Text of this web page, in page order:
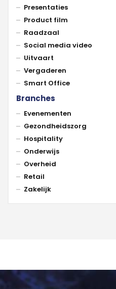
Presentaties
Product film
Raadzaal
Social media video
Uitvaart
Vergaderen
Smart Office
Branches
Evenementen
Gezondheidszorg
Hospitality
Onderwijs
Overheid
Retail
Zakelijk